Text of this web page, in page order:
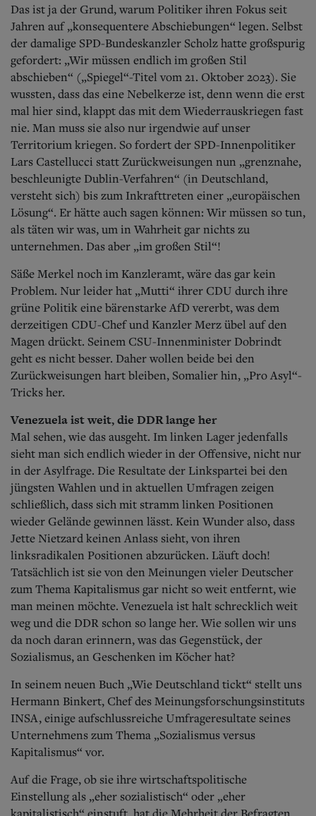
Das ist ja der Grund, warum Politiker ihren Fokus seit
Jahren auf „konsequentere Abschiebungen“ legen. Selbst
der damalige SPD-Bundeskanzler Scholz hatte großspurig
gefordert: „Wir müssen endlich im großen Stil
abschieben“ („Spiegel“-Titel vom 21. Oktober 2023). Sie
wussten, dass das eine Nebelkerze ist, denn wenn die erst
mal hier sind, klappt das mit dem Wiederrauskriegen fast
nie. Man muss sie also nur irgendwie auf unser
Territorium kriegen. So fordert der SPD-Innenpolitiker
Lars Castellucci statt Zurückweisungen nun „grenznahe,
beschleunigte Dublin-Verfahren“ (in Deutschland,
versteht sich) bis zum Inkrafttreten einer „europäischen
Lösung“. Er hätte auch sagen können: Wir müssen so tun,
als täten wir was, um in Wahrheit gar nichts zu
unternehmen. Das aber „im großen Stil“!
Säße Merkel noch im Kanzleramt, wäre das gar kein
Problem. Nur leider hat „Mutti“ ihrer CDU durch ihre
grüne Politik eine bärenstarke AfD vererbt, was dem
derzeitigen CDU-Chef und Kanzler Merz übel auf den
Magen drückt. Seinem CSU-Innenminister Dobrindt
geht es nicht besser. Daher wollen beide bei den
Zurückweisungen hart bleiben, Somalier hin, „Pro Asyl“-
Tricks her.
Venezuela ist weit, die DDR lange her
Mal sehen, wie das ausgeht. Im linken Lager jedenfalls
sieht man sich endlich wieder in der Offensive, nicht nur
in der Asylfrage. Die Resultate der Linkspartei bei den
jüngsten Wahlen und in aktuellen Umfragen zeigen
schließlich, dass sich mit stramm linken Positionen
wieder Gelände gewinnen lässt. Kein Wunder also, dass
Jette Nietzard keinen Anlass sieht, von ihren
linksradikalen Positionen abzurücken. Läuft doch!
Tatsächlich ist sie von den Meinungen vieler Deutscher
zum Thema Kapitalismus gar nicht so weit entfernt, wie
man meinen möchte. Venezuela ist halt schrecklich weit
weg und die DDR schon so lange her. Wie sollen wir uns
da noch daran erinnern, was das Gegenstück, der
Sozialismus, an Geschenken im Köcher hat?
In seinem neuen Buch „Wie Deutschland tickt“ stellt uns
Hermann Binkert, Chef des Meinungsforschungsinstituts
INSA, einige aufschlussreiche Umfrageresultate seines
Unternehmens zum Thema „Sozialismus versus
Kapitalismus“ vor.
Auf die Frage, ob sie ihre wirtschaftspolitische
Einstellung als „eher sozialistisch“ oder „eher